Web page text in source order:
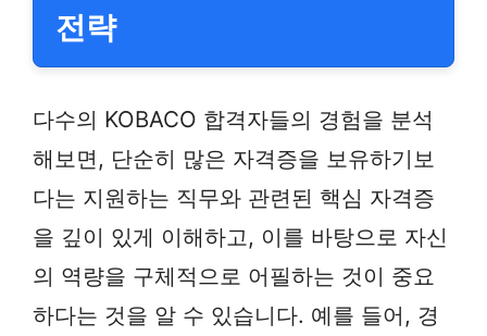
전략
다수의 KOBACO 합격자들의 경험을 분석
해보면, 단순히 많은 자격증을 보유하기보
다는 지원하는 직무와 관련된 핵심 자격증
을 깊이 있게 이해하고, 이를 바탕으로 자신
의 역량을 구체적으로 어필하는 것이 중요
하다는 것을 알 수 있습니다. 예를 들어, 경